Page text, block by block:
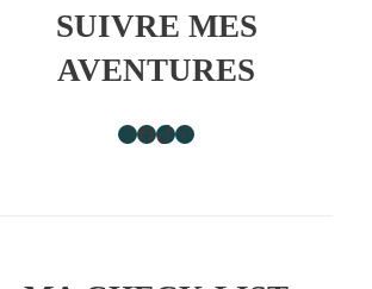
SUIVRE MES
AVENTURES
InstagramFacebook TikTok Pinterest